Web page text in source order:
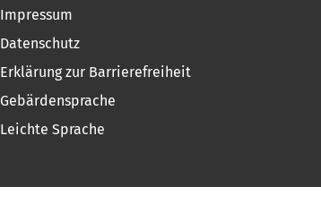
Impressum
Datenschutz
Erklärung zur Barrierefreiheit
Gebärdensprache
Leichte Sprache